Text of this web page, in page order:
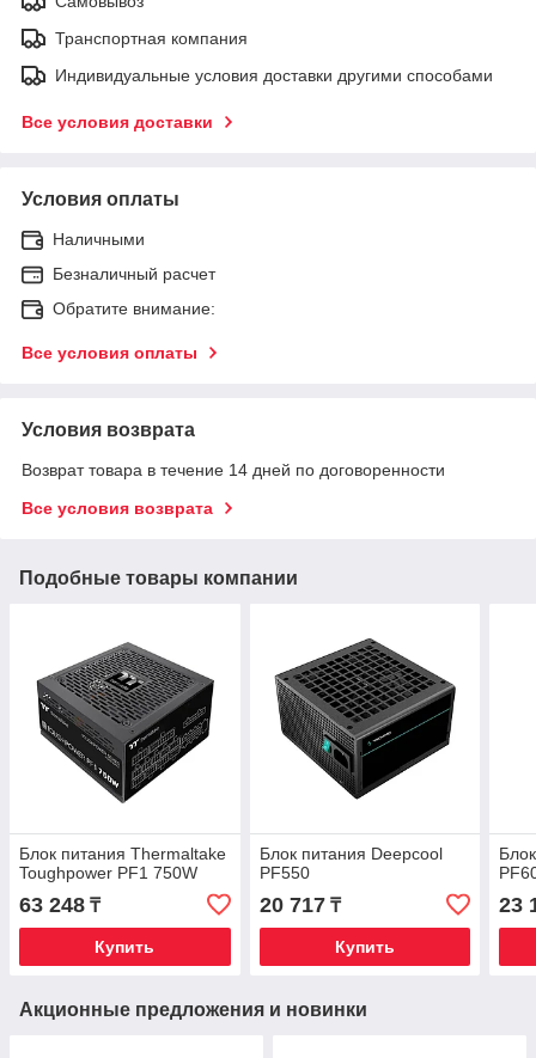
Транспортная компания
Индивидуальные условия доставки другими способами
Все условия доставки
Условия оплаты
Наличными
Безналичный расчет
Обратите внимание:
Все условия оплаты
Условия возврата
Возврат товара в течение 14 дней по договоренности
Все условия возврата
Подобные товары компании
Блок питания Thermaltake
Toughpower PF1 750W
63 248 ₸
Купить
Блок питания Deepcool
PF550
20 717₸
Купить
23
Акционные предложения и новинки